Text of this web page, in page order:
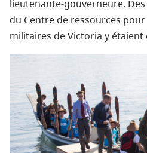
lieutenante‑gouverneure.
du Centre de ressources
militaires de Victoria y